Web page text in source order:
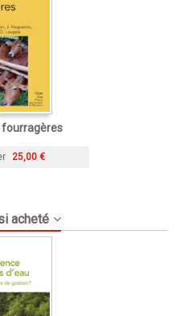
fourragères
25,00 €
acheté